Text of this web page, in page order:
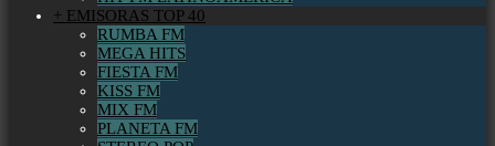
+ EMISORAS TOP 40
RUMBA FM
MEGA HITS
FIESTA FM
KISS FM
MIX FM
PLANETA FM